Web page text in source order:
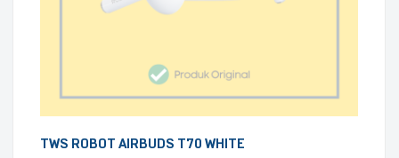
TWS ROBOT AIRBUDS T70 WHITE